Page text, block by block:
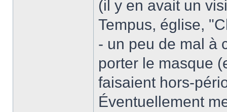
(il y en avait un
Tempus, église,
- un peu de mal à
porter le masque
faisaient hors-
Éventuellement